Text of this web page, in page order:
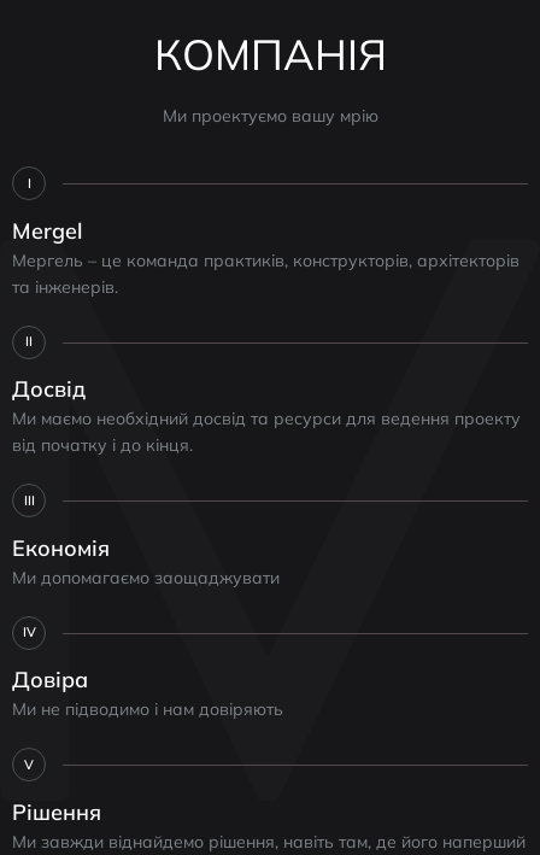
КОМПАНІЯ
Ми проектуємо вашу мрію
I
Mergel
Мергель – це команда практиків, конструкторів, архітекторів
та інженерів.
II
Досвід
Ми маємо необхідний досвід та ресурси для ведення проекту
від початку і до кінця.
III
Економія
Ми допомагаємо заощаджувати
IV
Довіра
Ми не підводимо і нам довіряють
V
Рішення
Ми завжди віднайдемо рішення, навіть там, де його наперший